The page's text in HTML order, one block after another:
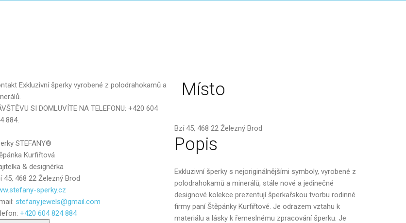
Exkluzivní šperky vyrobené z polodrahokamů a
SI DOMLUVÍTE NA TELEFONU: +420 604
884.
STEFANY®
Kurfiřtová
& designérka
45, 468 22 Železný Brod
sperky.cz
stefany.jewels@gmail.com
+420 604 824 884
Místo
Bzí 45, 468 22 Železný Brod
Popis
Exkluzivní šperky s nejoriginálnějšími symboly, vyrobené z
polodrahokamů a minerálů, stále nové a jedinečné
designové kolekce prezentují šperkařskou tvorbu rodinné
firmy paní Štěpánky Kurfiřtové. Je odrazem vztahu k
materiálu a lásky k řemeslnému zpracování šperku. Je